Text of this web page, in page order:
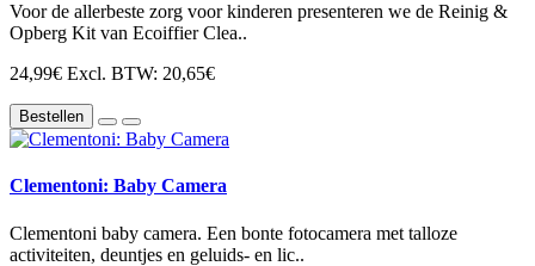
Voor de allerbeste zorg voor kinderen presenteren we de Reinig &
Opberg Kit van Ecoiffier Clea..
24,99€ Excl. BTW: 20,65€
Bestellen
Clementoni: Baby Camera
Clementoni baby camera. Een bonte fotocamera met talloze
activiteiten, deuntjes en geluids- en lic..